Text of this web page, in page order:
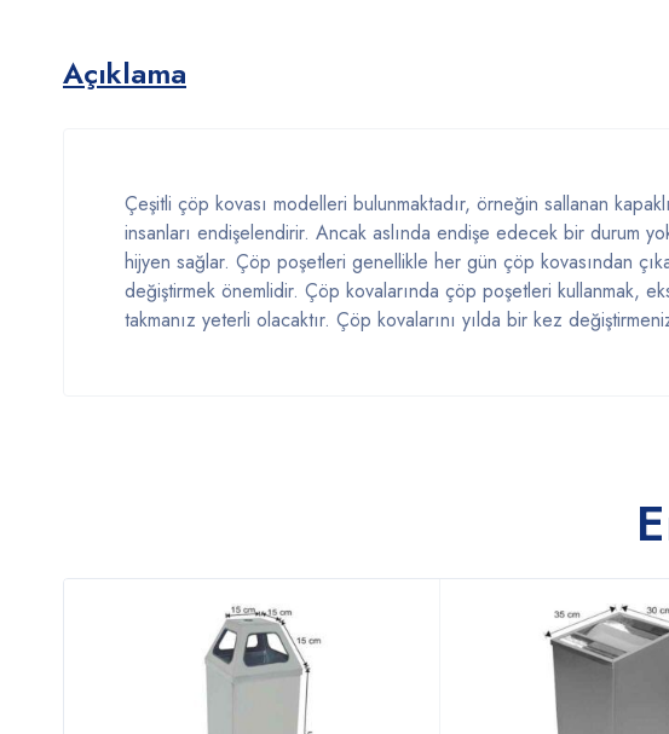
Açıklama
Çeşitli çöp kovası modelleri bulunmaktadır, örneğin sallanan
insanları endişelendirir. Ancak aslında endişe edecek bir durum
hijyen sağlar. Çöp poşetleri genellikle her gün çöp kovasından
değiştirmek önemlidir. Çöp kovalarında çöp poşetleri kullanmak,
takmanız yeterli olacaktır. Çöp kovalarını yılda bir kez